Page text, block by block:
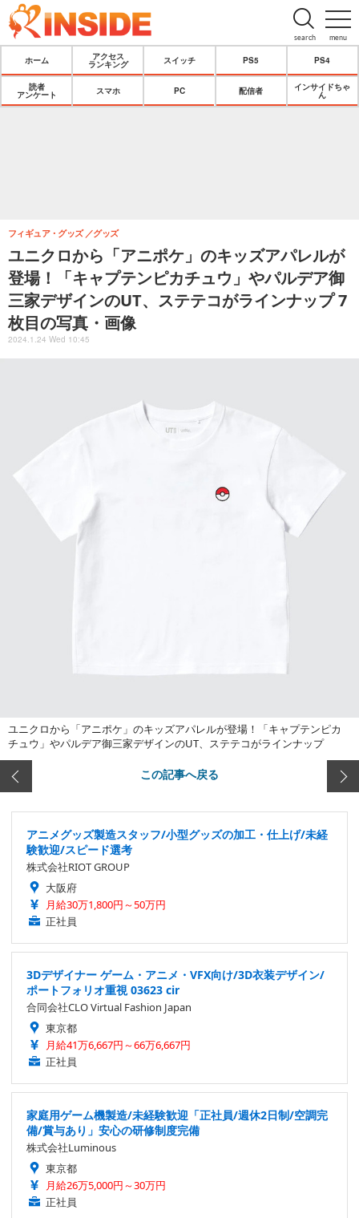
menu
search
ホーム
アクセス
ランキング
スイッチ PS5 PS4
読者
アンケート
スマホ PC 配信者
インサイドちゃ
ん
ユニクロから「アニポケ」のキッズアパレルが
登場！「キャプテンピカチュウ」やパルデア御
三家デザインのUT、ステテコがラインナップ 7
枚目の写真・画像
フィギュア・グッズ グッズ
2024.1.24 Wed 10:45
ユニクロから「アニポケ」のキッズアパレルが登場！「キャプテンピカ
チュウ」やパルデア御三家デザインのUT、ステテコがラインナップ
この記事へ戻る
アニメグッズ製造スタッフ/小型グッズの加工・仕上げ/未経
験歓迎/スピード選考
株式会社RIOT GROUP
大阪府
月給30万1,800円～50万円
正社員
3Dデザイナー ゲーム・アニメ・VFX向け/3D衣装デザイン/
ポートフォリオ重視 03623 cir
合同会社CLO Virtual Fashion Japan
東京都
月給41万6,667円～66万6,667円
正社員
家庭用ゲーム機製造/未経験歓迎「正社員/週休2日制/空調完
備/賞与あり」安心の研修制度完備
株式会社Luminous
東京都
月給26万5,000円～30万円
正社員